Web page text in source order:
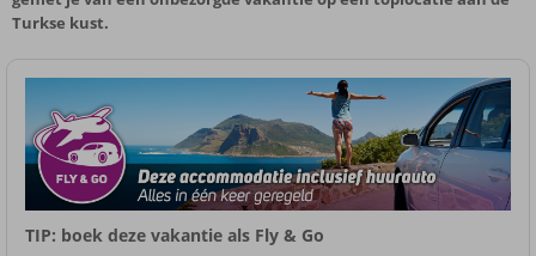
Turkse kust.
TIP: boek deze vakantie als Fly & Go